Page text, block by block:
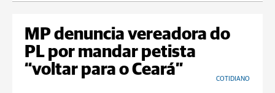
MP denuncia vereadora do
PL por mandar petista
“voltar para o Ceará”
COTIDIANO